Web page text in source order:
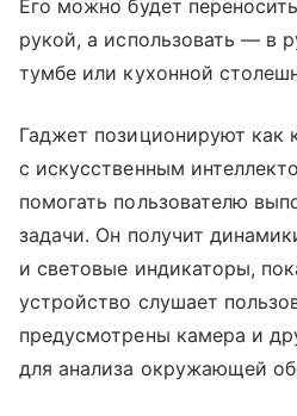
Его можно будет
рукой, а использовать — в
тумбе или кухонной
Гаджет позиционируют как
с искусственным
помогать пользователю
задачи. Он получит
и световые индикаторы,
устройство слушает
предусмотрены камера и
для анализа окружающей